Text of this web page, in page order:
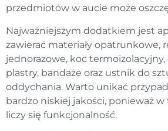
przedmiotów w aucie może
Najważniejszym dodatkiem jest
zawierać materiały opatrunkowe,
jednorazowe, koc
plastry, bandaże oraz ustnik do
oddychania. Warto unikać
bardzo niskiej jakości, ponieważ
liczy się funkcjonalność.